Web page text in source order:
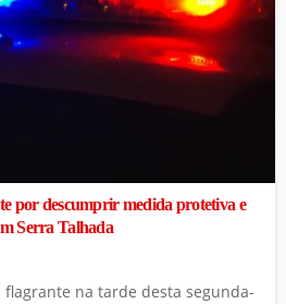
por descumprir medida protetiva e
Serra Talhada
na tarde desta segunda-